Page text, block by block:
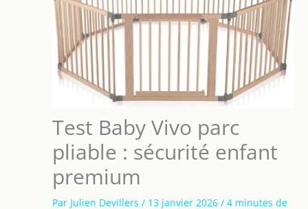
Test Baby Vivo parc
pliable : sécurité enfant
premium
Par Julien Devillers / 13 janvier 2026 / 4 minutes de